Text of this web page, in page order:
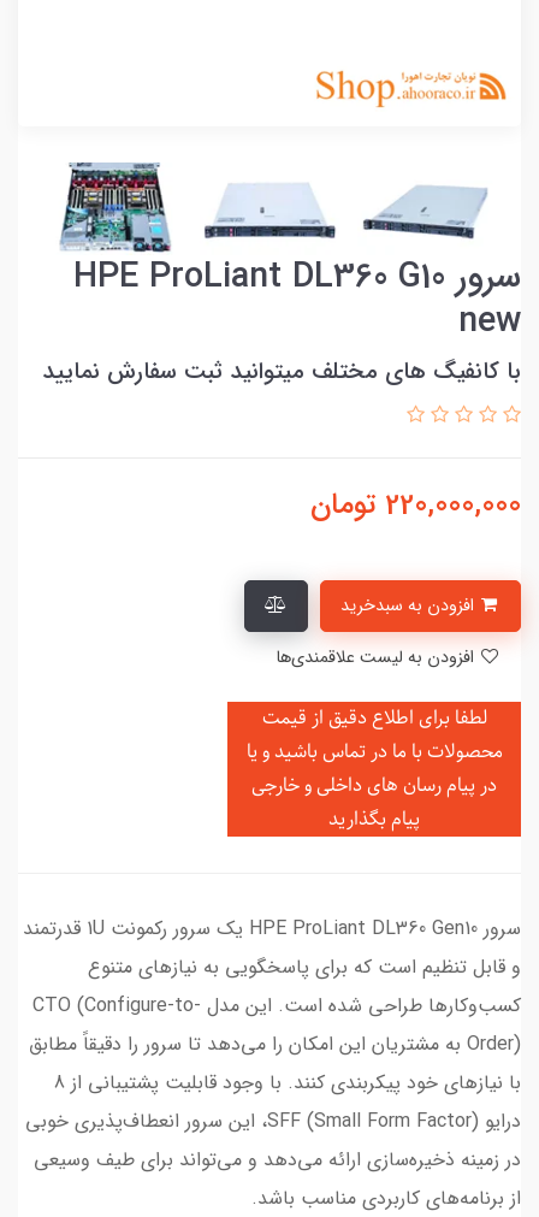
سرور HPE ProLiant DL360 G10
new
با کانفیگ های مختلف میتوانید ثبت سفارش نمایید
220,000,000 تومان
لطفا برای اطلاع دقیق از قیمت
محصولات با ما در تماس باشید و یا
در پیام رسان های داخلی و خارجی
پیام بگذارید
سرور HPE ProLiant DL360 Gen10 یک سرور رکمونت 1U قدرتمند
و قابل تنظیم است که برای پاسخگویی به نیازهای متنوع
کسب‌وکارها طراحی شده است. این مدل CTO (Configure-to-
Order) به مشتریان این امکان را می‌دهد تا سرور را دقیقاً مطابق
با نیازهای خود پیکربندی کنند. با وجود قابلیت پشتیبانی از 8
درایو SFF (Small Form Factor)، این سرور انعطاف‌پذیری خوبی
در زمینه ذخیره‌سازی ارائه می‌دهد و می‌تواند برای طیف وسیعی
از برنامه‌های کاربردی مناسب باشد.